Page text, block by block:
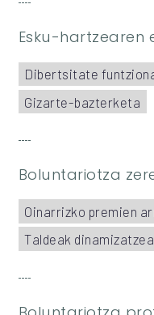
Esku-hartzearen
Dibertsitate
Gizarte-bazterketa
Boluntariotza
Oinarrizko premien
Taldeak dinamizatzea